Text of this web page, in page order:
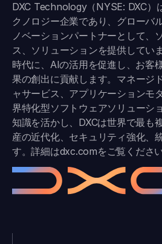
DXC Technology（NYSE: DXC）
クノロジー企業であり、グローバ
ノベーションパートナーとして、
ス、ソリューションを提供してい
時代に、AIの活用を促進し、お客
果の創出に貢献します。マネージ
ャサービス、アプリケーションモ
界特化型ソフトウェアソリューシ
知識を活かし、DXCは世界で最も
産の近代化、セキュリティ強化、
す。詳細はdxc.comをご覧ください